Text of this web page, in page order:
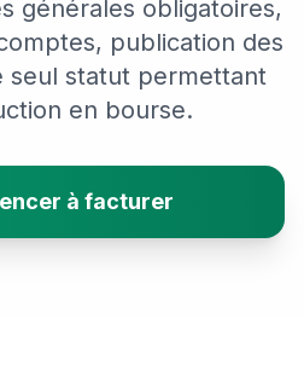
générales obligatoires,
publication des
seul statut permettant
en bourse.
à facturer